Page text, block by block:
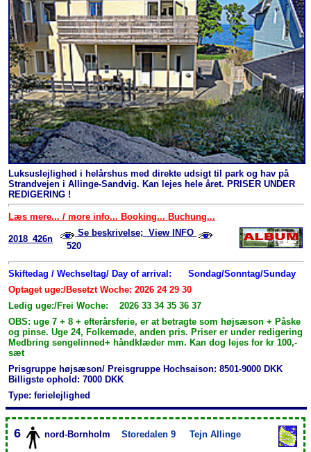
Luksuslejlighed i helårshus med direkte udsigt til park og hav på
Strandvejen i Allinge-Sandvig. Kan lejes hele året. PRISER UNDER
REDIGERING !
Læs mere... / more info... Booking... Buchung...
2018_426n
Se beskrivelse; View INFO
520
Skiftedag / Wechseltag/ Day of arrival: Sondag/Sonntag/Sunday
Optaget uge:/Besetzt Woche: 2026 24 29 30
Ledig uge:/Frei Woche: 2026 33 34 35 36 37
OBS: uge 7 + 8 + efterårsferie, er at betragte som højsæson + Påske
og pinse. Uge 24, Folkemøde, anden pris. Priser er under redigering
Medbring sengelinned+ håndklæder mm. Kan dog lejes for kr 100,-
sæt
Prisgruppe højsæson/ Preisgruppe Hochsaison: 8501-9000 DKK
Billigste ophold: 7000 DKK
Type: ferielejlighed
6 nord-Bornholm Storedalen 9 Tejn Allinge